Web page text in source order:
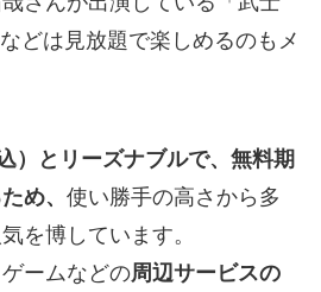
どは見放題で楽しめるのもメ
）とリーズナブルで、無料期
め、 使い勝手の高さから多
を博しています。
ームなどの周辺サービスの